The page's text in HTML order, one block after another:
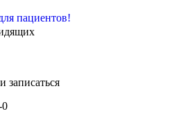
пациентов!
записаться
0